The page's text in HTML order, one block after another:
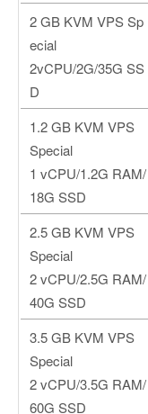
2 GB KVM VPS Sp
ecial
2vCPU/2G/35G SS
D
1.2 GB KVM VPS
Special
1 vCPU/1.2G RAM/
18G SSD
2.5 GB KVM VPS
Special
2 vCPU/2.5G RAM/
40G SSD
3.5 GB KVM VPS
Special
2 vCPU/3.5G RAM/
60G SSD